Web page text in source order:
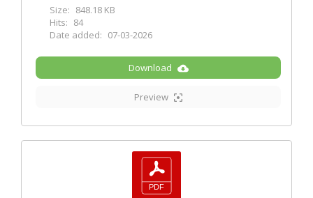
Size: 848.18 KB
Hits: 84
Date added: 07-03-2026
Download
Preview